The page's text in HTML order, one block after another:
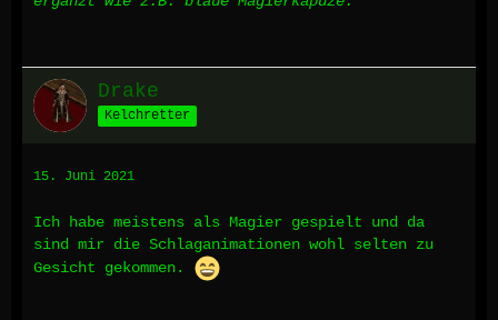
Drake
Kelchretter
15. Juni 2021
Ich habe meistens als Magier gespielt und da
sind mir die Schlaganimationen wohl selten zu
Gesicht gekommen.